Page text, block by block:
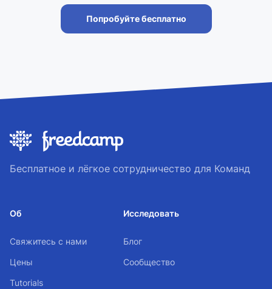
Попробуйте бесплатно
Бесплатное и лёгкое сотрудничество для Команд
Об
Свяжитесь с нами
Цены
Tutorials
Исследовать
Блог
Сообщество